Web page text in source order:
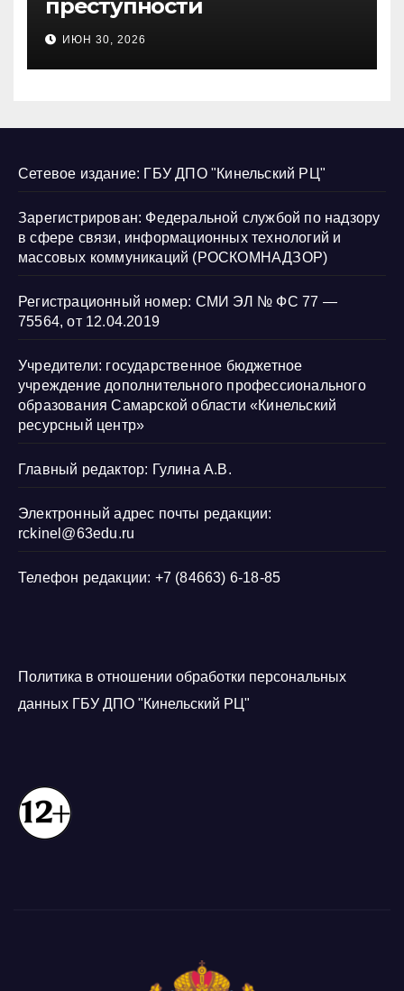
преступности
несовершеннолетних и
нарушению их прав
ИЮН 30, 2026
Сетевое издание: ГБУ ДПО "Кинельский РЦ"
Зарегистрирован: Федеральной службой по надзору
в сфере связи, информационных технологий и
массовых коммуникаций (РОСКОМНАДЗОР)
Регистрационный номер: СМИ ЭЛ № ФС 77 —
75564, от 12.04.2019
Учредители: государственное бюджетное
учреждение дополнительного профессионального
образования Самарской области «Кинельский
ресурсный центр»
Главный редактор: Гулина А.В.
Электронный адрес почты редакции:
rckinel@63edu.ru
Телефон редакции: +7 (84663) 6-18-85
Политика в отношении обработки персональных
данных ГБУ ДПО "Кинельский РЦ"